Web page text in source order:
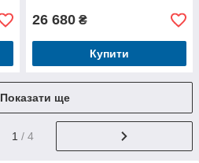
26 680 ₴
Купити
Показати ще
1 / 4